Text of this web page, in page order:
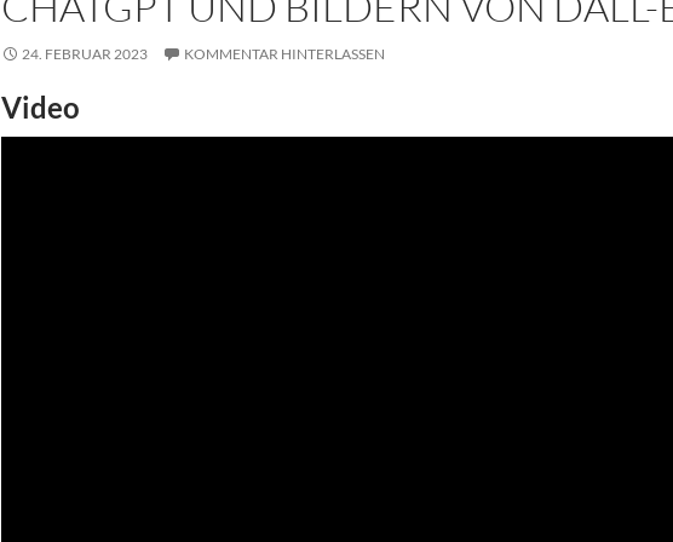
24. FEBRUAR 2023 KOMMENTAR HINTERLASSEN
Video